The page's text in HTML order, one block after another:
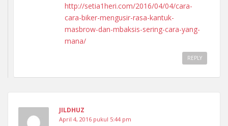
http://setia1heri.com/2016/04/04/cara-
cara-biker-mengusir-rasa-kantuk-
masbrow-dan-mbaksis-sering-cara-yang-
mana/
REPLY
JILDHUZ
April 4, 2016 pukul 5:44 pm